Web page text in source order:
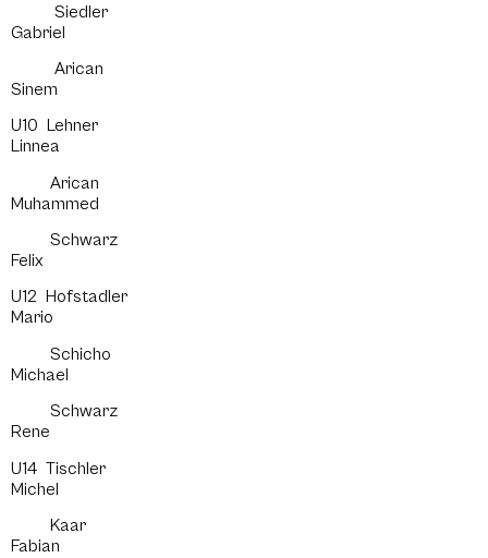
Siedler
Gabriel
Arican
Sinem
U10 Lehner
Linnea
Arican
Muhammed
Schwarz
Felix
U12 Hofstadler
Mario
Schicho
Michael
Schwarz
Rene
U14 Tischler
Michel
Kaar
Fabian